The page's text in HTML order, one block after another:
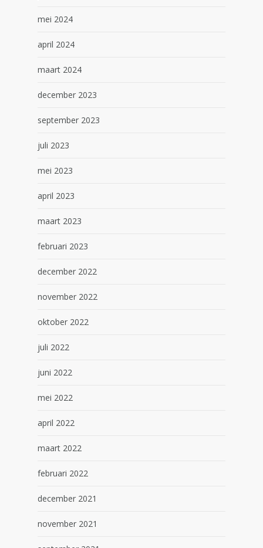
mei 2024
april 2024
maart 2024
december 2023
september 2023
juli 2023
mei 2023
april 2023
maart 2023
februari 2023
december 2022
november 2022
oktober 2022
juli 2022
juni 2022
mei 2022
april 2022
maart 2022
februari 2022
december 2021
november 2021